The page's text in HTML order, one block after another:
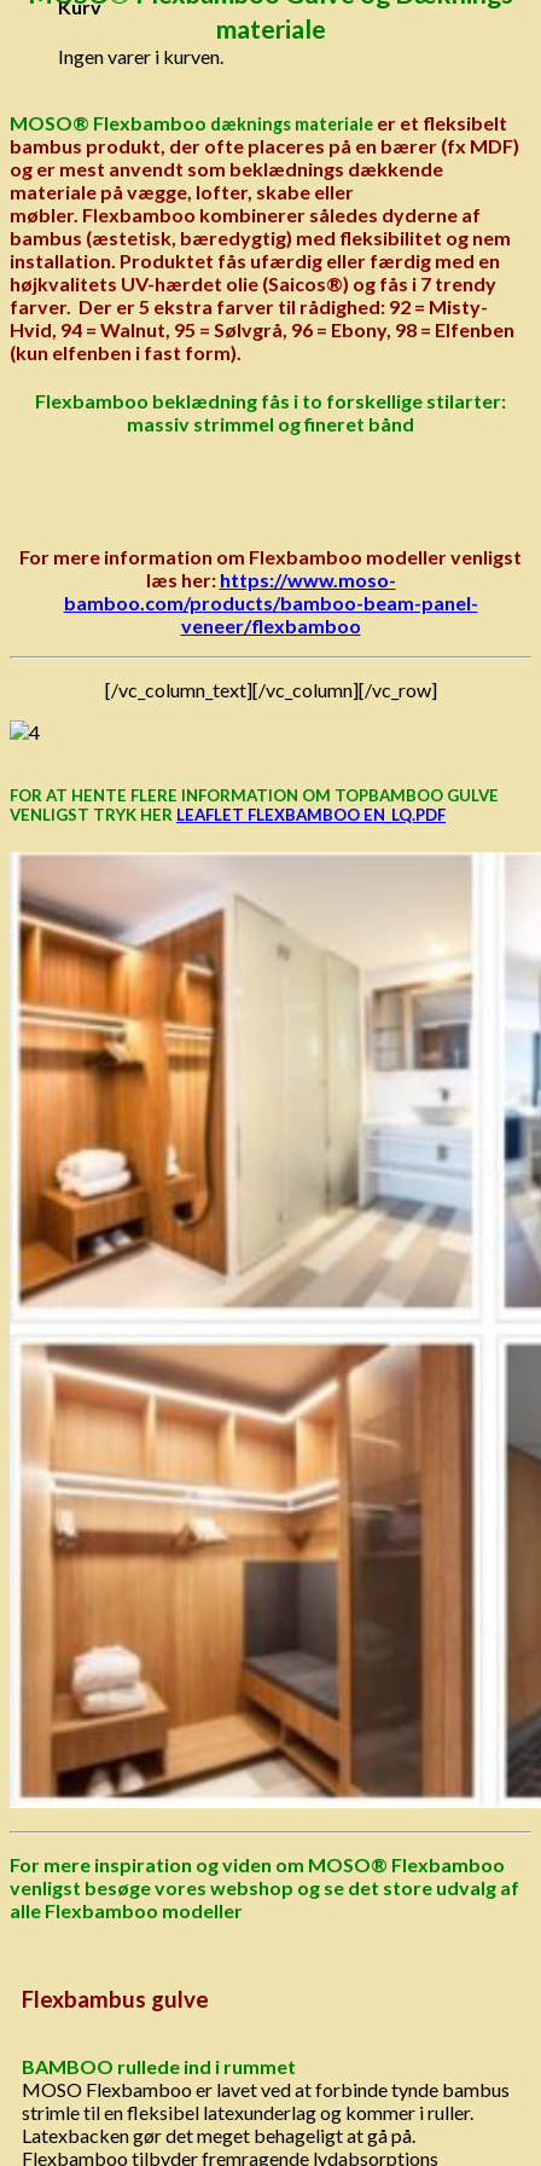
Kurv
Ingen varer i kurven.
materiale
MOSO® Flexbamboo dæknings materiale er et fleksibelt
bambus produkt, der ofte placeres på en bærer (fx MDF)
og er mest anvendt som beklædnings dækkende
materiale på vægge, lofter, skabe eller
møbler. Flexbamboo kombinerer således dyderne af
bambus (æstetisk, bæredygtig) med fleksibilitet og nem
installation. Produktet fås ufærdig eller færdig med en
højkvalitets UV-hærdet olie (Saicos®) og fås i 7 trendy
farver. Der er 5 ekstra farver til rådighed: 92 = Misty-
Hvid, 94 = Walnut, 95 = Sølvgrå, 96 = Ebony, 98 = Elfenben
(kun elfenben i fast form).
Flexbamboo beklædning fås i to forskellige stilarter:
massiv strimmel og fineret bånd
For mere information om Flexbamboo modeller venligst
læs her: https://www.moso-
bamboo.com/products/bamboo-beam-panel-
veneer/flexbamboo
[/vc_column_text][/vc_column][/vc_row]
FOR AT HENTE FLERE INFORMATION OM TOPBAMBOO GULVE
VENLIGST TRYK HER LEAFLET FLEXBAMBOO EN_LQ.PDF
For mere inspiration og viden om MOSO® Flexbamboo
venligst besøge vores webshop og se det store udvalg af
alle Flexbamboo modeller
Flexbambus gulve
BAMBOO rullede ind i rummet
MOSO Flexbamboo er lavet ved at forbinde tynde bambus
strimle til en fleksibel latexunderlag og kommer i ruller.
Latexbacken gør det meget behageligt at gå på.
Flexbamboo tilbyder fremragende lydabsorptions